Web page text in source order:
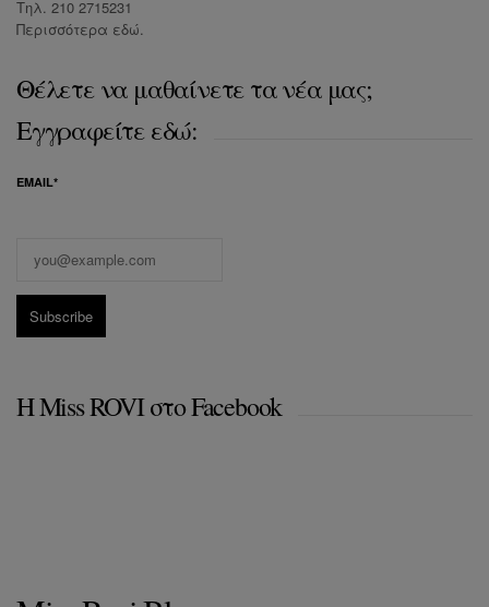
Τηλ. 210 2715231
Περισσότερα εδώ.
Θέλετε να μαθαίνετε τα νέα μας;
Εγγραφείτε εδώ:
EMAIL*
Η Miss ROVI στο Facebook